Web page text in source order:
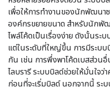
เพื่อให้การทำงานของนักพัฒนา
องค์กรขยายขนาด สำหรับนักพั
ไพล์โค้ดเป็นเรื่องง่าย ดังนั้นระ
แต่ในระดับที่ใหญ่ขึ้น การมีระบบ
กัน เช่น การพึ่งพาโค้ดเบสส่วน
ไลบรารี ระบบบิลด์ช่วยให้มั่นใจ
ก่อนที่จะเริ่มบิลด์ นอกจากนี้ ระบ